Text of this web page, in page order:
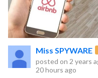
Miss SPYWARE
posted on 2 years
20 hours ago